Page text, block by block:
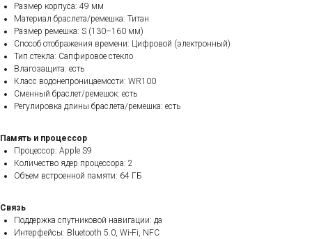
Размер корпуса: 49 мм
Материал браслета/ремешка: Титан
Размер ремешка: S (130–160 мм)
Способ отображения времени: Цифровой (электронный)
Тип стекла: Сапфировое стекло
Влагозащита: есть
Класс водонепроницаемости: WR100
Сменный браслет/ремешок: есть
Регулировка длины браслета/ремешка: есть
Память и процессор
Процессор: Apple S9
Количество ядер процессора: 2
Объем встроенной памяти: 64 ГБ
Связь
Поддержка спутниковой навигации: да
Интерфейсы: Bluetooth 5.0, Wi-Fi, NFC